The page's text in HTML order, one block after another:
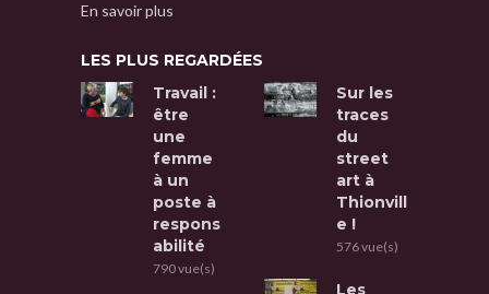
En savoir plus
LES PLUS REGARDÉES
Travail :
être
une
femme
à un
poste à
respons
abilité
790 vue(s)
Sur les
traces
du
street
art à
Thionvill
e !
576 vue(s)
Les